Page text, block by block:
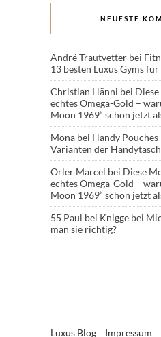
NEUESTE
André Trautvetter bei
13 besten Luxus Gyms
Christian Hänni bei
echtes Omega-Gold –
Moon 1969“ schon jetzt
Mona bei Handy
Varianten der
Orler Marcel bei Diese
echtes Omega-Gold –
Moon 1969“ schon jetzt
55 Paul bei Knigge bei
man sie richtig?
Luxus Blog Impressum